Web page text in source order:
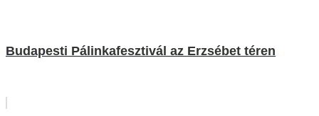
Budapesti Pálinkafesztivál az Erzsébet téren